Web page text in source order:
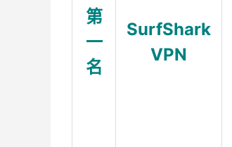
第
一
名
SurfShark
VPN